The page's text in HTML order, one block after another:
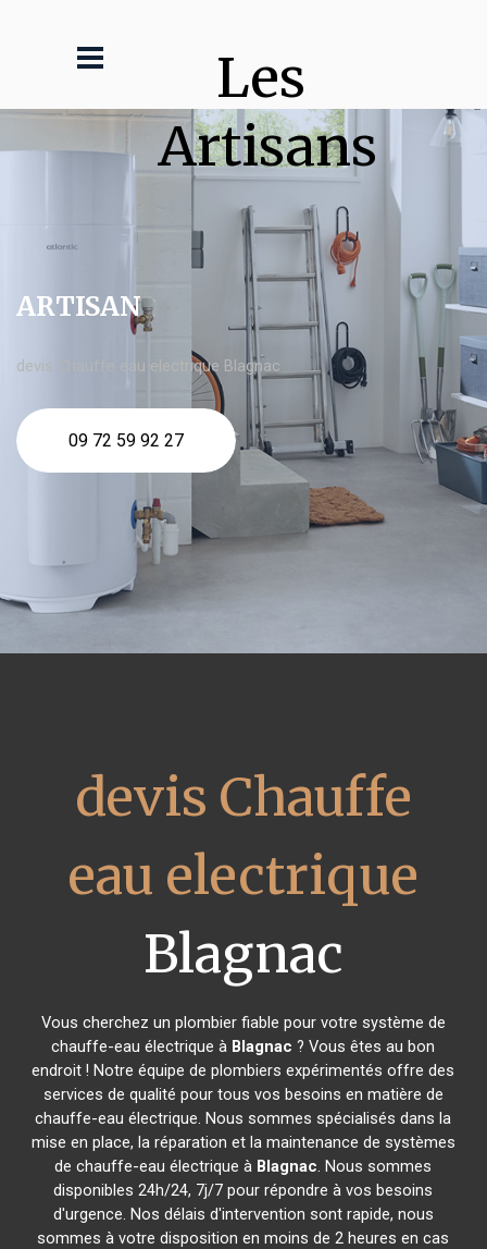
Les
Artisans
ARTISAN
devis Chauffe eau electrique Blagnac
09 72 59 92 27
devis Chauffe
eau electrique
Blagnac
Vous cherchez un plombier fiable pour votre système de
chauffe-eau électrique à Blagnac ? Vous êtes au bon
endroit ! Notre équipe de plombiers expérimentés offre des
services de qualité pour tous vos besoins en matière de
chauffe-eau électrique. Nous sommes spécialisés dans la
mise en place, la réparation et la maintenance de systèmes
de chauffe-eau électrique à Blagnac. Nous sommes
disponibles 24h/24, 7j/7 pour répondre à vos besoins
d'urgence. Nos délais d'intervention sont rapide, nous
sommes à votre disposition en moins de 2 heures en cas